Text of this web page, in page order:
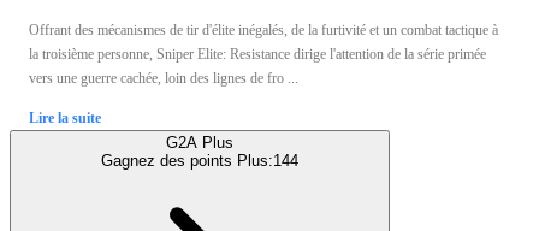
Offrant des mécanismes de tir d'élite inégalés, de la furtivité et un combat tactique à
la troisième personne, Sniper Elite: Resistance dirige l'attention de la série primée
vers une guerre cachée, loin des lignes de fro ...
Lire la suite
G2A Plus
Gagnez des points Plus:144